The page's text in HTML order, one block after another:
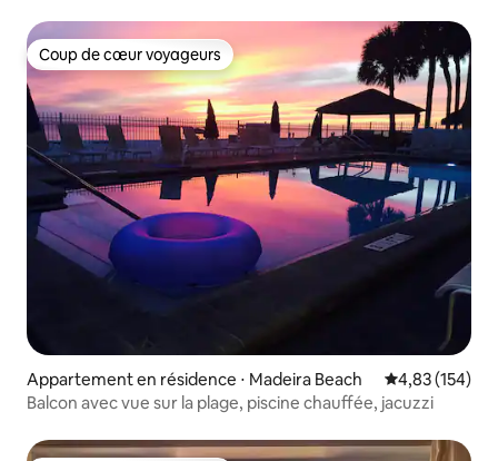
Coup de cœur voyageurs
Coup de cœur voyageurs
Appartement en résidence ⋅ Madeira Beach Évaluation
4,83 (154)
Balcon avec vue sur la plage, piscine chauffée, jacuzzi